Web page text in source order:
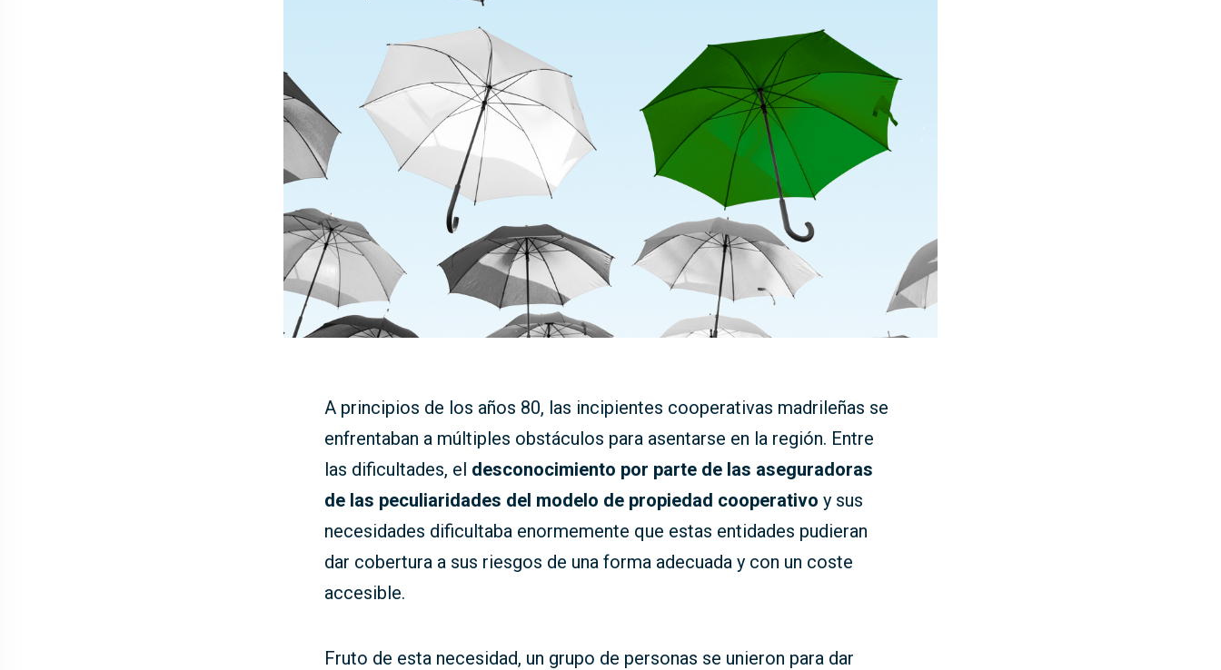
A principios de los años 80, las incipientes cooperativas madrileñas se
enfrentaban a múltiples obstáculos para asentarse en la región. Entre
las dificultades, el desconocimiento por parte de las aseguradoras
de las peculiaridades del modelo de propiedad cooperativo y sus
necesidades dificultaba enormemente que estas entidades pudieran
dar cobertura a sus riesgos de una forma adecuada y con un coste
accesible.
Fruto de esta necesidad, un grupo de personas se unieron para dar